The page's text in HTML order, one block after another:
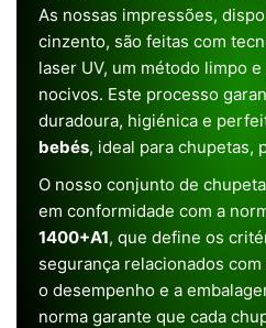
As nossas impressões,
cinzento, são feitas com
laser UV, um método limpo
nocivos. Este processo
duradoura, higiénica e
bebés, ideal para chupetas,
O nosso conjunto de
em conformidade com a
1400+A1, que define os
segurança relacionados
o desempenho e a
norma garante que cada